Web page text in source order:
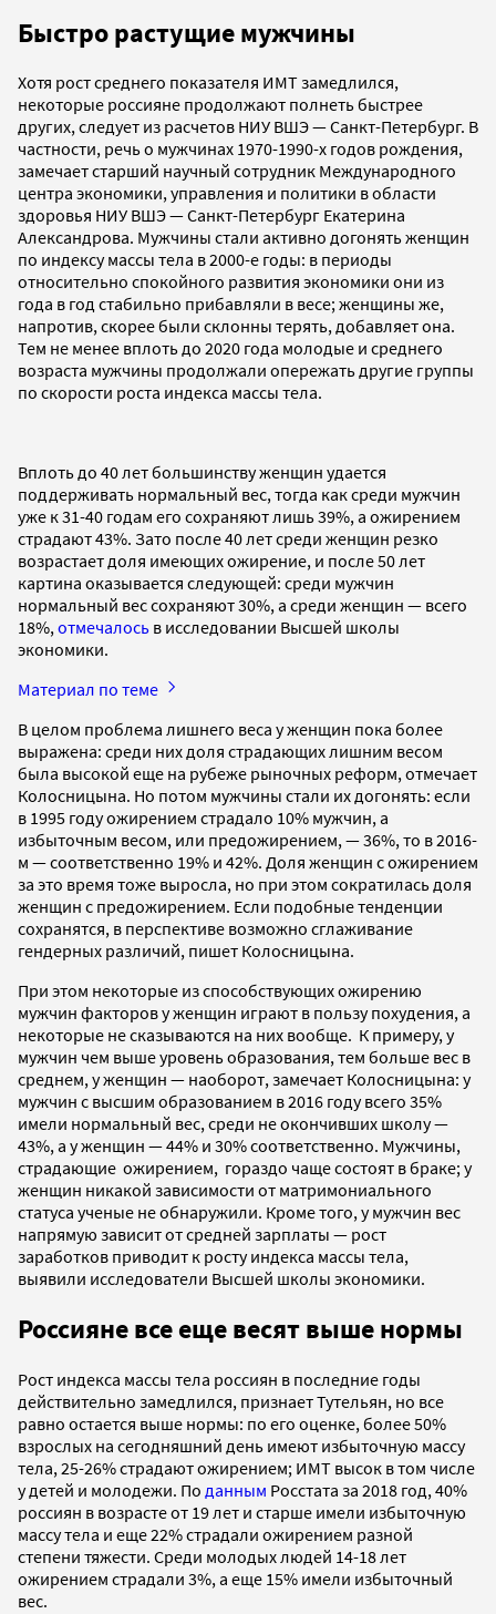
Быстро растущие мужчины
Хотя рост среднего показателя ИМТ замедлился,
некоторые россияне продолжают полнеть быстрее
других, следует из расчетов НИУ ВШЭ — Санкт-Петербург. В
частности, речь о мужчинах 1970-1990-х годов рождения,
замечает старший научный сотрудник Международного
центра экономики, управления и политики в области
здоровья НИУ ВШЭ — Санкт-Петербург Екатерина
Александрова. Мужчины стали активно догонять женщин
по индексу массы тела в 2000-е годы: в периоды
относительно спокойного развития экономики они из
года в год стабильно прибавляли в весе; женщины же,
напротив, скорее были склонны терять, добавляет она.
Тем не менее вплоть до 2020 года молодые и среднего
возраста мужчины продолжали опережать другие группы
по скорости роста индекса массы тела.
Вплоть до 40 лет большинству женщин удается
поддерживать нормальный вес, тогда как среди мужчин
уже к 31-40 годам его сохраняют лишь 39%, а ожирением
страдают 43%. Зато после 40 лет среди женщин резко
возрастает доля имеющих ожирение, и после 50 лет
картина оказывается следующей: среди мужчин
нормальный вес сохраняют 30%, а среди женщин — всего
18%,отмечалось в исследовании Высшей школы
экономики.
Материал по теме
В целом проблема лишнего веса у женщин пока более
выражена: среди них доля страдающих лишним весом
была высокой еще на рубеже рыночных реформ, отмечает
Колосницына. Но потом мужчины стали их догонять: если
в 1995 году ожирением страдало 10% мужчин, а
избыточным весом, или предожирением, — 36%, то в 2016-
м — соответственно 19% и 42%. Доля женщин с ожирением
за это время тоже выросла, но при этом сократилась доля
женщин с предожирением. Если подобные тенденции
сохранятся, в перспективе возможно сглаживание
гендерных различий, пишет Колосницына.
При этом некоторые из способствующих ожирению
мужчин факторов у женщин играют в пользу похудения, а
некоторые не сказываются на них вообще. К примеру, у
мужчин чем выше уровень образования, тем больше вес в
среднем, у женщин — наоборот, замечает Колосницына: у
мужчин с высшим образованием в 2016 году всего 35%
имели нормальный вес, среди не окончивших школу —
43%, а у женщин — 44% и 30% соответственно. Мужчины,
страдающие ожирением, гораздо чаще состоят в браке; у
женщин никакой зависимости от матримониального
статуса ученые не обнаружили. Кроме того, у мужчин вес
напрямую зависит от средней зарплаты — рост
заработков приводит к росту индекса массы тела,
выявили исследователи Высшей школы экономики.
Россияне все еще весят выше нормы
Рост индекса массы тела россиян в последние годы
действительно замедлился, признает Тутельян, но все
равно остается выше нормы: по его оценке, более 50%
взрослых на сегодняшний день имеют избыточную массу
тела, 25-26% страдают ожирением; ИМТ высок в том числе
у детей и молодежи. По данным Росстата за 2018 год, 40%
россиян в возрасте от 19 лет и старше имели избыточную
массу тела и еще 22% страдали ожирением разной
степени тяжести. Среди молодых людей 14-18 лет
ожирением страдали 3%, а еще 15% имели избыточный
вес.